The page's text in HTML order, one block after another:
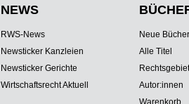
NEWS
RWS-News
Newsticker Kanzleien
Newsticker Gerichte
Wirtschaftsrecht Aktuell
Neue Bücher
Alle Titel
Autor:innen
Warenkorb